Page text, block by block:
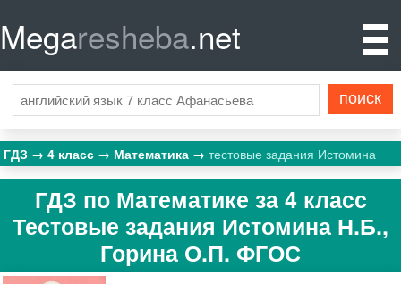
Megaresheba.net
ГДЗ 4 класс Математика тестовые задания Истомина
ГДЗ по Математике за 4 класс
Тестовые задания Истомина Н.Б.,
Горина О.П. ФГОС